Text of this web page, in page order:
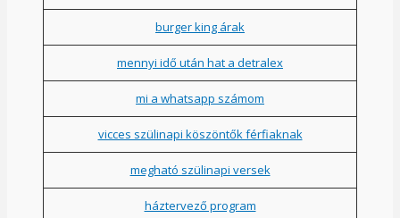
burger king árak
mennyi idő után hat a detralex
mi a whatsapp számom
vicces szülinapi köszöntők férfiaknak
megható szülinapi versek
háztervező program